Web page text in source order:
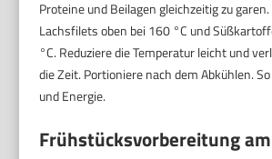
Proteine und Beilagen gleichzeitig zu
Lachsfilets oben bei 160 °C und
°C. Reduziere die Temperatur leicht und
die Zeit. Portioniere nach dem Abkühlen.
und Energie.
Frühstücksvorbereitung am